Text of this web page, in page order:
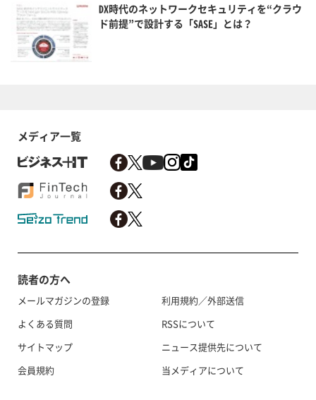
DX時代のネットワークセキュリティを“クラウ
ド前提”で設計する「SASE」とは？
メディア一覧
読者の方へ
メールマガジンの登録
よくある質問
サイトマップ
会員規約
利用規約／外部送信
RSSについて
ニュース提供先について
当メディアについて